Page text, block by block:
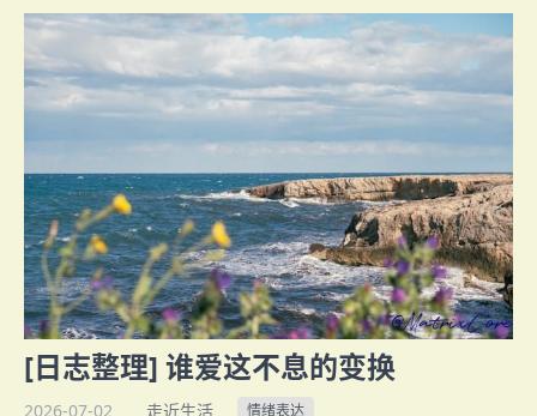
[日志整理] 谁爱这不息的变换
2026-07-02 走近生活 情绪表达